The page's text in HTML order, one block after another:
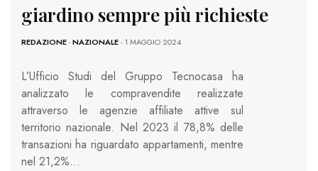
giardino sempre più richieste
REDAZIONE-NAZIONALE- 1 MAGGIO 2024
L’Ufficio Studi del Gruppo Tecnocasa ha
analizzato le compravendite realizzate
attraverso le agenzie affiliate attive sul
territorio nazionale. Nel 2023 il 78,8% delle
transazioni ha riguardato appartamenti, mentre
nel 21,2%…